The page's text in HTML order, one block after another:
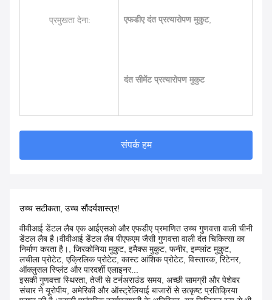
प्रमुखता देना: एफडीए दंत प्रत्यारोपण मुकुट,
दंत सीमेंट प्रत्यारोपण मुकुट
संपर्क हम
उच्च सटीकता, उच्च सौंदर्यशास्त्र!
वीवीआई डेंटल लैब एक आईएसओ और एफडीए प्रमाणित उच्च गुणवत्ता वाली चीनी
डेंटल लैब है।वीवीआई डेंटल लैब पीएफएम जैसी गुणवत्ता वाली दंत चिकित्सा का
निर्माण करता है।, जिरकोनिया मुकुट, इमैक्स मुकुट, फनीर, इम्प्लांट मुकुट,
लचीला प्रोटेट, एक्रिलिक प्रोटेट, कास्ट आंशिक प्रोटेट, विस्तारक, रिटेनर,
ऑक्लुसल स्प्लिंट और पारदर्शी एलाइनर...
इसकी गुणवत्ता स्थिरता, तेजी से टर्नअराउंड समय, अच्छी सामग्री और पेशेवर
संचार ने यूरोपीय, अमेरिकी और ऑस्ट्रेलियाई बाजारों से उत्कृष्ट प्रतिक्रिया